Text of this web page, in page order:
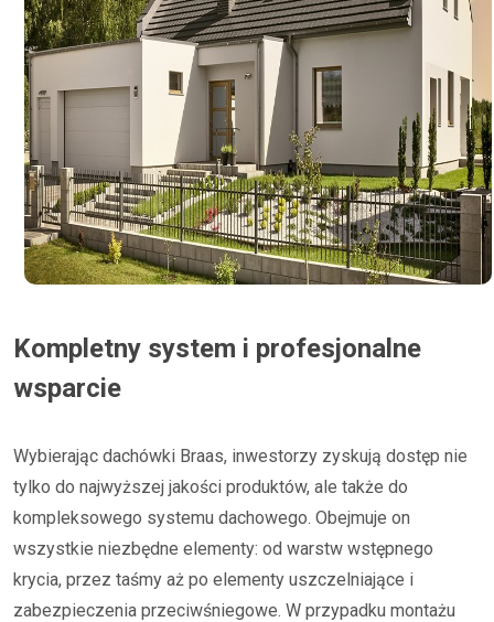
Kompletny system i profesjonalne
wsparcie
Wybierając dachówki Braas, inwestorzy zyskują dostęp nie
tylko do najwyższej jakości produktów, ale także do
kompleksowego systemu dachowego. Obejmuje on
wszystkie niezbędne elementy: od warstw wstępnego
krycia, przez taśmy aż po elementy uszczelniające i
zabezpieczenia przeciwśniegowe. W przypadku montażu